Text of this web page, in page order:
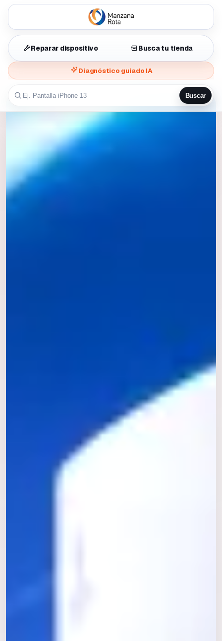
Reparar dispositivo Busca tu tienda
Diagnóstico guiado IA
Buscar